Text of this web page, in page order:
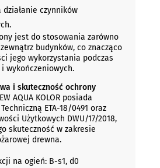
działanie czynników
jest do stosowania zarówno
budynków, co znacząco
jego wykorzystania podczas
wykończeniowych.
i skuteczność ochrony
AQUA KOLOR posiada
ETA-18/0491 oraz
Użytkowych DWU/17/2018,
skuteczność w zakresie
drewna.
na ogień: B-s1, d0